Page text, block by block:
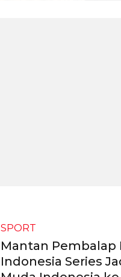
SPORT
Mantan Pembalap
Indonesia Series